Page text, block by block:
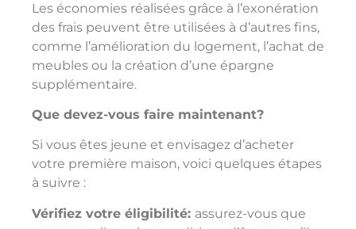
Les économies réalisées grâce à l’exonération
des frais peuvent être utilisées à d’autres fins,
comme l’amélioration du logement, l’achat de
meubles ou la création d’une épargne
supplémentaire.
Que devez-vous faire maintenant?
Si vous êtes jeune et envisagez d’acheter
votre première maison, voici quelques étapes
à suivre :
Vérifiez votre éligibilité: assurez-vous que